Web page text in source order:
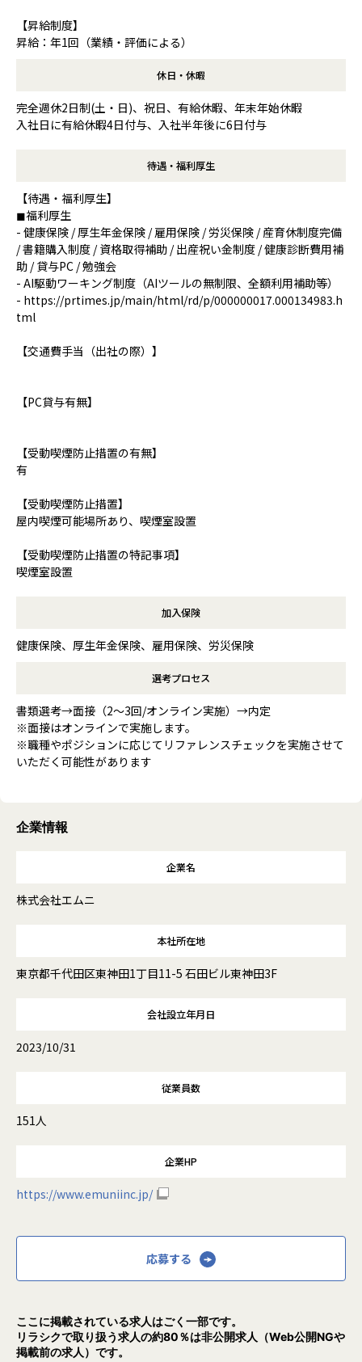
【昇給制度】
昇給：年1回（業績・評価による）
休日・休暇
完全週休2日制(土・日)、祝日、有給休暇、年末年始休暇
入社日に有給休暇4日付与、入社半年後に6日付与
待遇・福利厚生
【待遇・福利厚生】
◼︎福利厚生
- 健康保険 / 厚⽣年⾦保険 / 雇⽤保険 / 労災保険 / 産育休制度完備
/ 書籍購入制度 / 資格取得補助 / 出産祝い金制度 / 健康診断費用補
助 / 貸与PC / 勉強会
- AI駆動ワーキング制度（AIツールの無制限、全額利用補助等）
- https://prtimes.jp/main/html/rd/p/000000017.000134983.h
tml
【交通費手当（出社の際）】
【PC貸与有無】
【受動喫煙防止措置の有無】
有
【受動喫煙防止措置】
屋内喫煙可能場所あり、喫煙室設置
【受動喫煙防止措置の特記事項】
喫煙室設置
加入保険
健康保険、厚生年金保険、雇用保険、労災保険
選考プロセス
書類選考→面接（2～3回/オンライン実施）→内定
※面接はオンラインで実施します。
※職種やポジションに応じてリファレンスチェックを実施させて
いただく可能性があります
企業情報
企業名
株式会社エムニ
本社所在地
東京都千代田区東神田1丁目11-5 石田ビル東神田3F
会社設立年月日
2023/10/31
従業員数
151人
企業HP
https://www.emuniinc.jp/
応募する
ここに掲載されている求人はごく一部です。
リラシクで取り扱う求人の約80％は非公開求人（Web公開NGや
掲載前の求人）です。